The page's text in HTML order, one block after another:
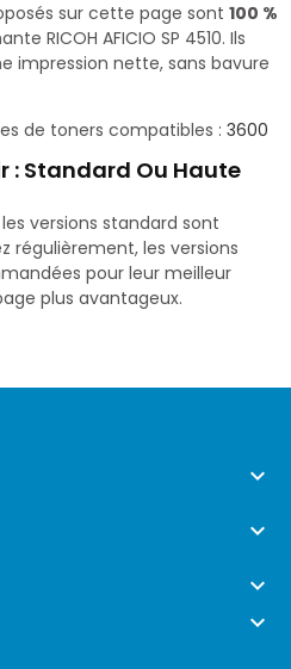
sur cette page sont 100 %
RICOH AFICIO SP 4510. Ils
impression nette, sans bavure
de toners compatibles : 3600
: Standard Ou Haute
versions standard sont
régulièrement, les versions
pour leur meilleur
plus avantageux.



